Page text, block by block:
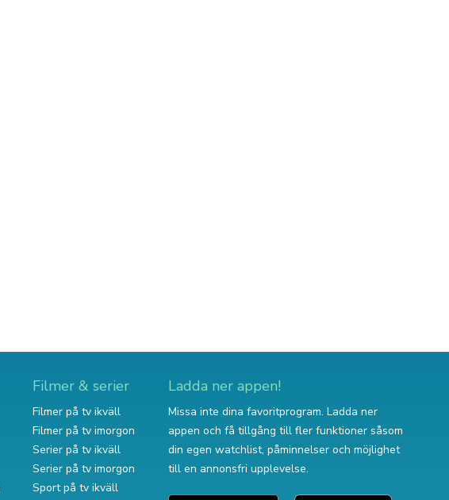
Filmer & serier
Filmer på tv ikväll
Filmer på tv imorgon
Serier på tv ikväll
Serier på tv imorgon
Sport på tv ikväll
Ladda ner appen!
Missa inte dina favoritprogram. Ladda ner
appen och få tillgång till fler funktioner såsom
din egen watchlist, påminnelser och möjlighet
till en annonsfri upplevelse.